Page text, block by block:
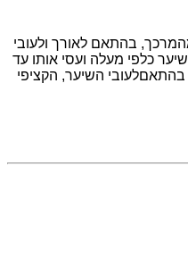
בהתאם לאורך ולעובי
כלפי מעלה ועסי אותו עד
השאירי למשך 3-5 דקות בהתאםלעובי השיער, הקציפי